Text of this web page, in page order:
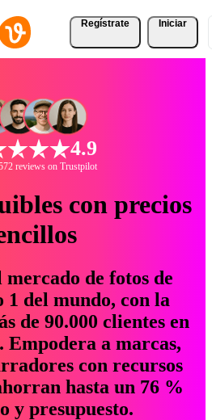
Regístrate Iniciar
4.9
reviews on Trustpilot
con precios
mercado de fotos de
1 del mundo, con la
de 90.000 clientes en
Empodera a marcas,
con recursos
hasta un 76 %
y presupuesto.